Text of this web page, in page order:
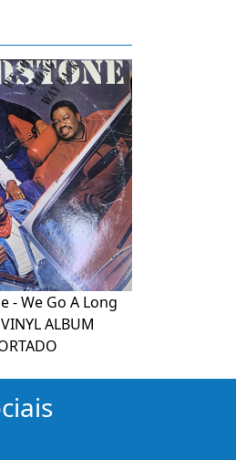
- We Go A Long
ALBUM